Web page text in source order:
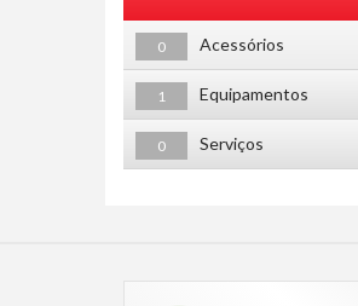
0 Acessórios
1 Equipamentos
0 Serviços